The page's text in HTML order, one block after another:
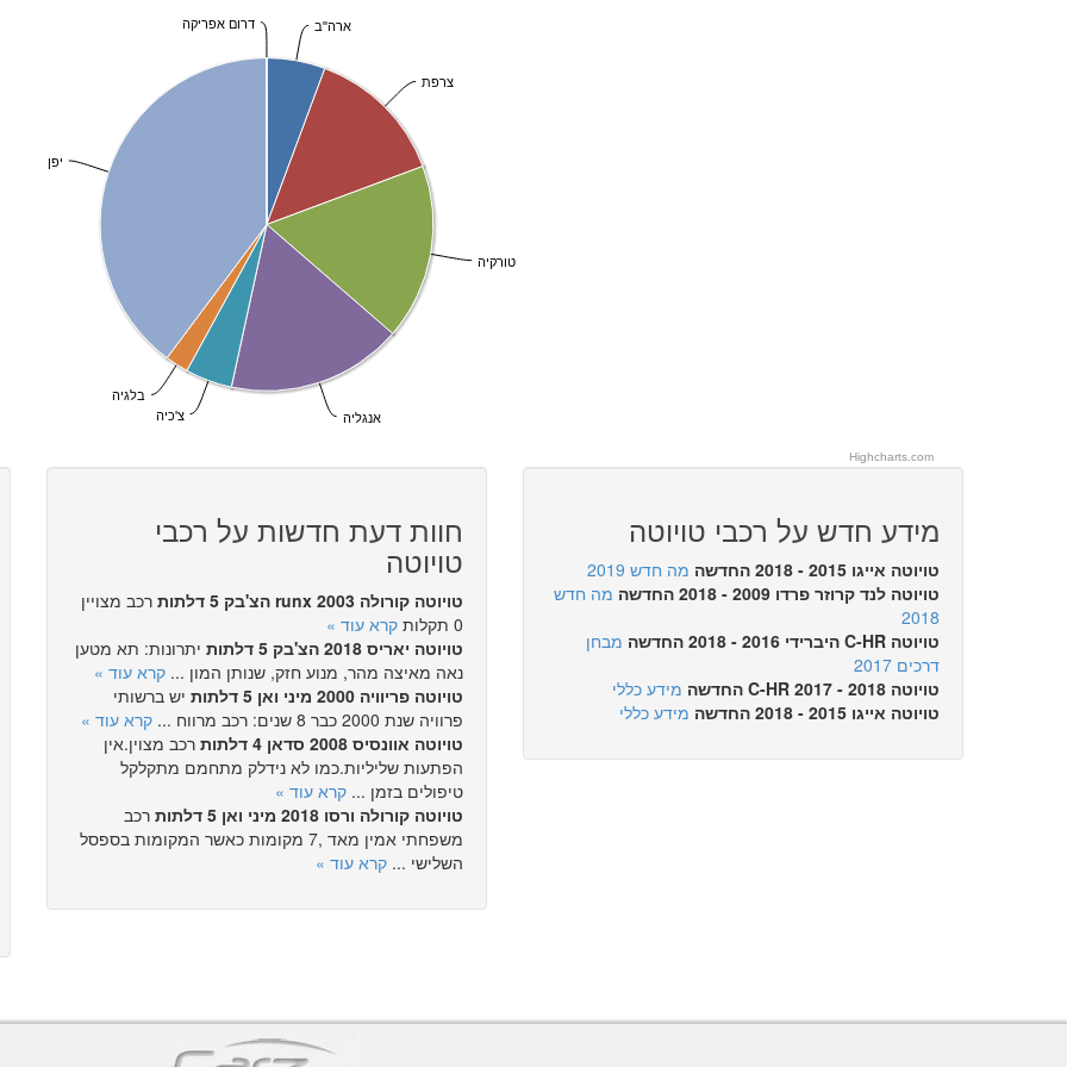
ארה"ב
צרפת
טורקיה
אנגליה צ'כיה
בלגיה
יפן
דרום אפריקה
Highcharts.com
מידע חדש על רכבי טויוטה
טויוטה אייגו 2015 - 2018 החדשה
מה חדש 2019
טויוטה לנד קרוזר פרדו 2009 - 2018 החדשה
מה חדש
2018
טויוטה C-HR היברידי 2016 - 2018 החדשה
מבחן
דרכים 2017
טויוטה C-HR 2017 - 2018 החדשה
מידע כללי
טויוטה אייגו 2015 - 2018 החדשה
מידע כללי
חוות דעת חדשות על רכבי
טויוטה
טויוטה קורולה runx 2003 הצ'בק 5 דלתות
רכב מצויין
0 תקלות
קרא עוד »
טויוטה יאריס 2018 הצ'בק 5 דלתות
יתרונות: תא מטען
נאה מאיצה מהר, מנוע חזק, שנותן המון ... קרא עוד »
טויוטה פריוויה 2000 מיני ואן 5 דלתות
יש ברשותי
פרוויה שנת 2000 כבר 8 שנים: רכב מרווח ...
קרא עוד »
טויוטה אוונסיס 2008 סדאן 4 דלתות
רכב מצוין.אין
הפתעות שליליות.כמו לא נידלק מתחמם מתקלקל
טיפולים בזמן ... קרא עוד »
טויוטה קורולה ורסו 2018 מיני ואן 5 דלתות
רכב
משפחתי אמין מאד ,7 מקומות כאשר המקומות בספסל
השלישי ... קרא עוד »